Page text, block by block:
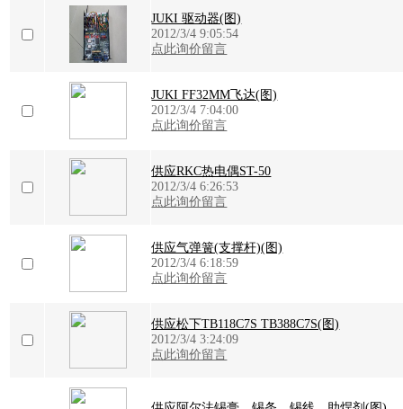
JUKI 驱动器(图)
2012/3/4 9:05:54
点此询价留言
JUKI FF32MM飞达(图)
2012/3/4 7:04:00
点此询价留言
供应RKC热电偶ST-50
2012/3/4 6:26:53
点此询价留言
供应气弹簧(支撑杆)(图)
2012/3/4 6:18:59
点此询价留言
供应松下TB118C7S TB388C7S(图)
2012/3/4 3:24:09
点此询价留言